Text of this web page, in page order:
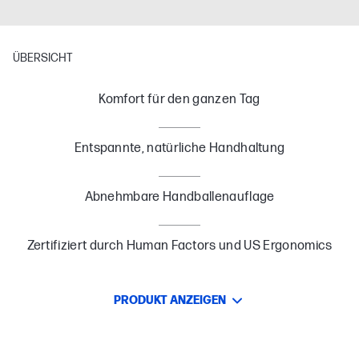
ÜBERSICHT
Komfort für den ganzen Tag
Entspannte, natürliche Handhaltung
Abnehmbare Handballenauflage
Zertifiziert durch Human Factors und US Ergonomics
PRODUKT ANZEIGEN